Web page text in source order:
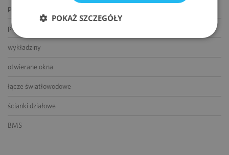
podnoszone podłogi
podwieszane sufity
wykładziny
otwierane okna
łącze światłowodowe
ścianki działowe
BMS
POKAŻ SZCZEGÓŁY